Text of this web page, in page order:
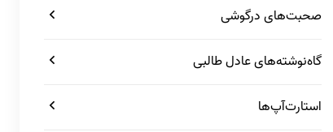
صحبت‌های درگوشی
گاه‌نوشته‌های عادل طالبی
استارت‌آپ‌ها